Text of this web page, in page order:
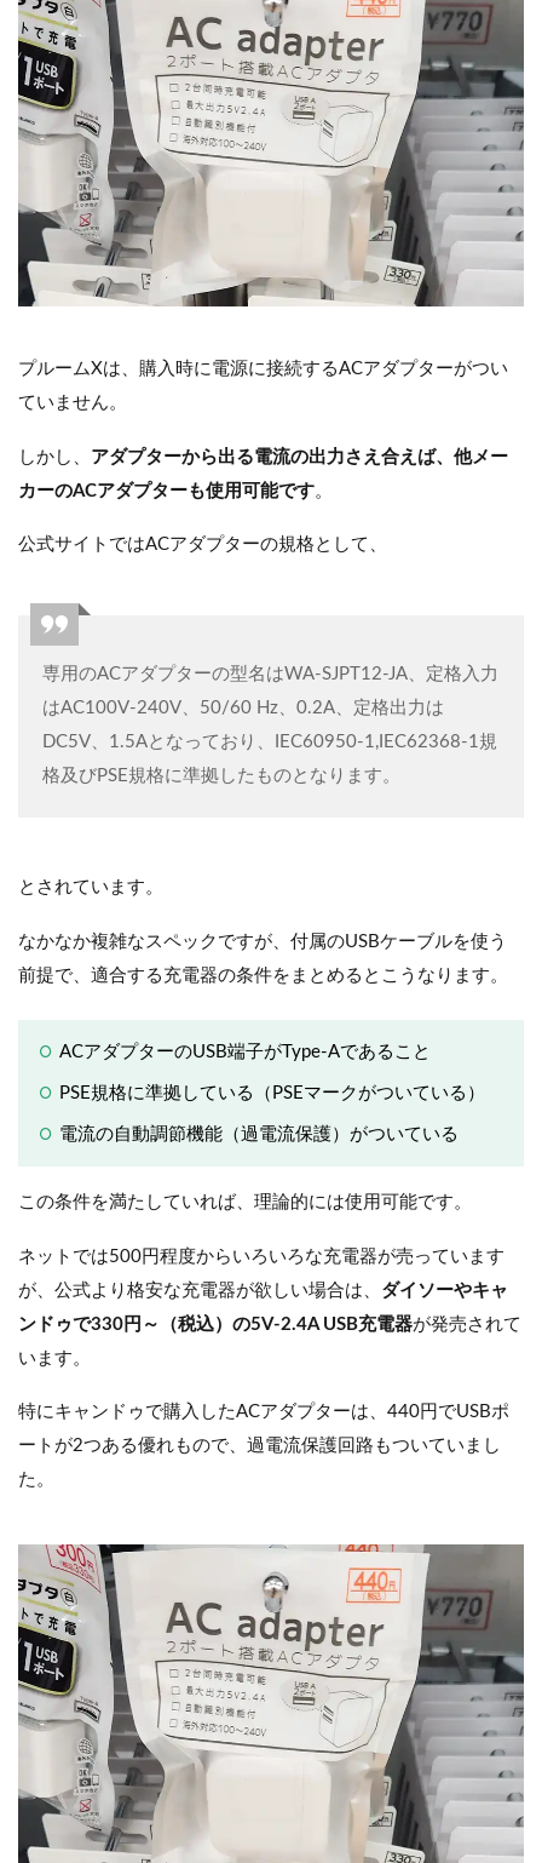
プルームXは、購入時に電源に接続するACアダプターがつい
ていません。
しかし、 アダプターから出る電流の出力さえ合えば、他メー
カーのACアダプターも使用可能です。
公式サイトではACアダプターの規格として、
専用のACアダプターの型名はWA-SJPT12-JA、定格入力
はAC100V-240V、50/60 Hz、0.2A、定格出力は
DC5V、1.5Aとなっており、IEC60950-1,IEC62368-1規
格及びPSE規格に準拠したものとなります。
とされています。
なかなか複雑なスペックですが、付属のUSBケーブルを使う
前提で、適合する充電器の条件をまとめるとこうなります。
ACアダプターのUSB端子がType-Aであること
PSE規格に準拠している（PSEマークがついている）
電流の自動調節機能（過電流保護）がついている
この条件を満たしていれば、理論的には使用可能です。
ネットでは500円程度からいろいろな充電器が売っています
が、公式より格安な充電器が欲しい場合は、 ダイソーやキャ
ンドゥで330円～（税込）の5V-2.4A USB充電器が発売されて
います。
特にキャンドゥで購入したACアダプターは、440円でUSBポ
ートが2つある優れもので、過電流保護回路もついていまし
た。